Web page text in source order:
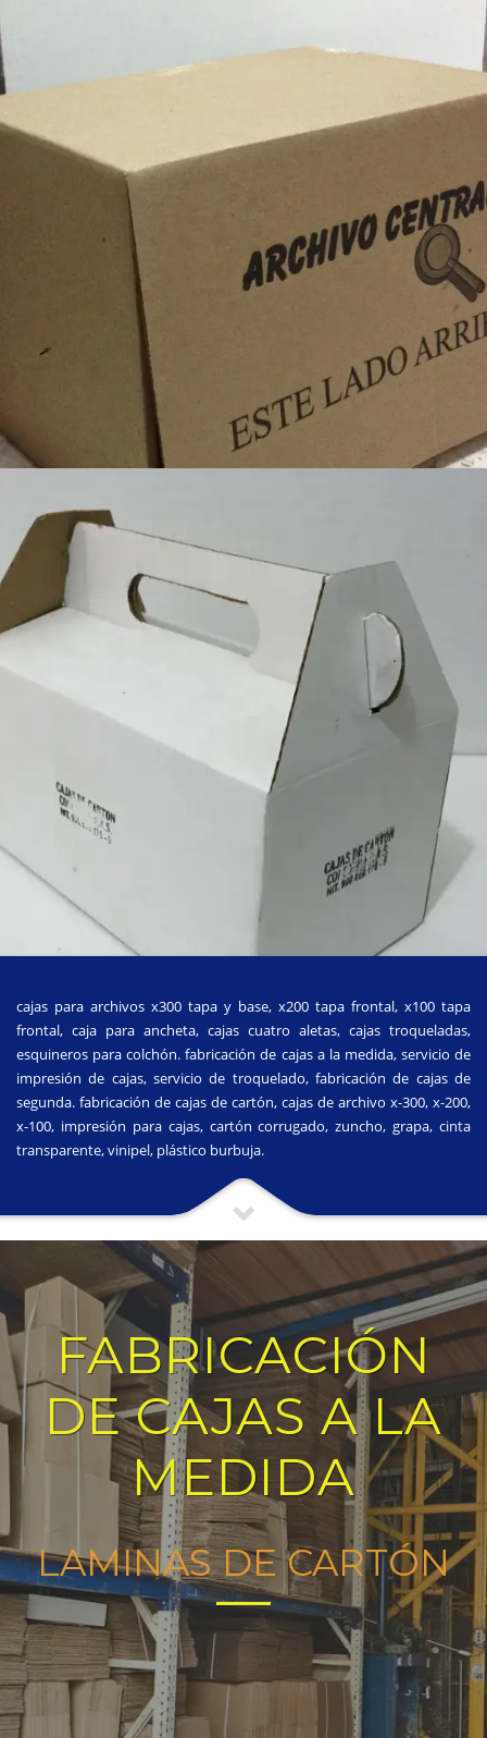
cajas para archivos x300 tapa y base, x200 tapa frontal, x100 tapa
frontal, caja para ancheta, cajas cuatro aletas, cajas troqueladas,
esquineros para colchón. fabricación de cajas a la medida, servicio de
impresión de cajas, servicio de troquelado, fabricación de cajas de
segunda. fabricación de cajas de cartón, cajas de archivo x-300, x-200,
x-100, impresión para cajas, cartón corrugado, zuncho, grapa, cinta
transparente, vinipel, plástico burbuja.
FABRICACIÓN
DE CAJAS A LA
MEDIDA
LAMINAS DE CARTÓN